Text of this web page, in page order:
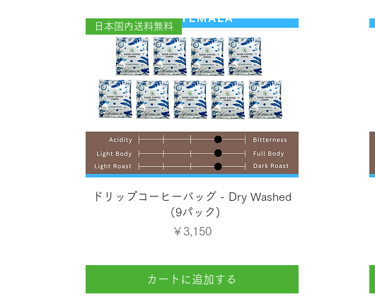
クイックビュー
日本国内送料無料
ドリップコーヒーバッグ - Dry Washed
（9パック)
価格
￥3,150
カートに追加する